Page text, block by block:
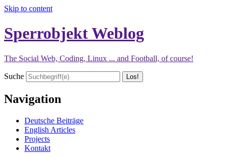
Skip to content
Sperrobjekt Weblog
The Social Web, Coding, Linux ... and Football, of course!
Suche
Navigation
Deutsche Beiträge
English Articles
Projects
Kontakt